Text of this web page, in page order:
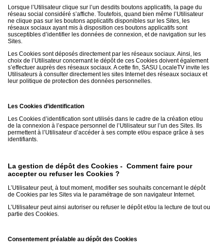
Lorsque l’Utilisateur clique sur l’un desdits boutons applicatifs, la page du
réseau social considéré s’affiche. Toutefois, quand bien même l’Utilisateur
ne clique pas sur les boutons applicatifs disponibles sur les Sites, les
réseaux sociaux ayant mis à disposition ces boutons applicatifs sont
susceptibles d’identifier les données de connexion, et de navigation sur les
Sites.
Les Cookies sont déposés directement par les réseaux sociaux. Ainsi, les
choix de l’Utilisateur concernant le dépôt de ces Cookies doivent également
s’effectuer auprès des réseaux sociaux. A cette fin, SASU LocaleTV invite les
Utilisateurs à consulter directement les sites Internet des réseaux sociaux et
leur politique de protection des données personnelles.
Les Cookies d’identification
Les Cookies d’identification sont utilisés dans le cadre de la création et/ou
de la connexion à l’espace personnel de l’Utilisateur sur l’un des Sites. Ils
permettent à l’Utilisateur d’accéder à ses compte et/ou espace grâce à ses
identifiants.
La gestion de dépôt des Cookies - Comment faire pour
accepter ou refuser les Cookies ?
L’Utilisateur peut, à tout moment, modifier ses souhaits concernant le dépôt
de Cookies par les Sites via le paramétrage de son navigateur Internet.
L’Utilisateur peut ainsi autoriser ou refuser le dépôt et/ou la lecture de tout ou
partie des Cookies.
Consentement préalable au dépôt des Cookies